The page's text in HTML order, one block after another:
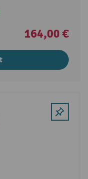
164,00 €